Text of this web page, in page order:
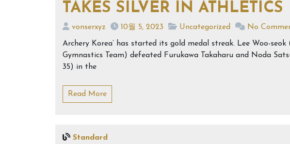
TAKES SILVER IN ATHLETICS
vonserxyz 10월 5, 2023 Uncategorized No
Archery Korea’ has started its gold medal streak. Lee Woo-
Gymnastics Team) defeated Furukawa Takaharu and Noda
35) in the
Read More
Standard